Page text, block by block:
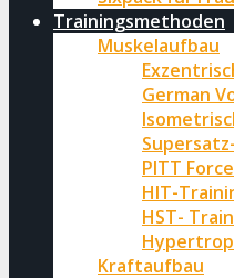
Trainingsmethoden
Muskelaufbau
German
PITT Force
HIT-
HST-
Kraftaufbau